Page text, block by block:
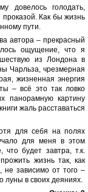
довелось голодать,
проказой. Как бы жизнь
пути.
автора – прекрасный
ощущение, что я
из Лондона в
Чарльза, чрезмерная
жизненная энергия
– всё это так ловко
панорамную картину
жаль расставаться
для себя на полях
для меня в этом
будет завтра, т.к.
жизнь так, как
не зависимо от того –
луны в своих деяниях.